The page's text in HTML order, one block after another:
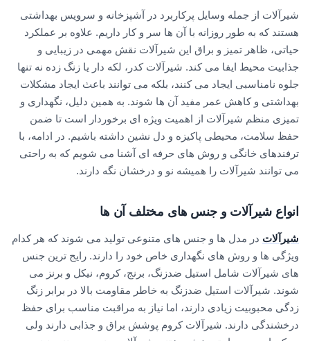
شیرآلات از جمله وسایل پرکاربرد در آشپزخانه و سرویس بهداشتی
هستند که به طور روزانه با آن ها سر و کار داریم. علاوه بر عملکرد
حیاتی، ظاهر تمیز و براق این شیرآلات نقش مهمی در زیبایی و
جذابیت محیط ایفا می کند. شیرآلات کدر، لکه دار یا زنگ زده نه تنها
جلوه نامناسبی ایجاد می کنند، بلکه می توانند باعث ایجاد مشکلات
بهداشتی و کاهش عمر مفید آن ها شوند. به همین دلیل، نگهداری و
تمیزی منظم شیرآلات از اهمیت ویژه ای برخوردار است تا ضمن
حفظ سلامت، محیطی پاکیزه و دل نشین داشته باشیم. در ادامه، با
ترفندهای خانگی و روش های حرفه ای آشنا می شویم که به راحتی
می توانند شیرآلات را همیشه نو و درخشان نگه دارند.
انواع شیرآلات و جنس های مختلف آن ها
شیرآلات در مدل ها و جنس های متنوعی تولید می شوند که هر کدام
ویژگی ها و روش های نگهداری خاص خود را دارند. رایج ترین جنس
های شیرآلات شامل استیل ضدزنگ، برنج، کروم، نیکل و برنز می
شوند. شیرآلات استیل ضدزنگ به خاطر مقاومت بالا در برابر زنگ
زدگی محبوبیت زیادی دارند، اما نیاز به مراقبت مناسب برای حفظ
درخشندگی دارند. شیرآلات کروم پوشش براق و جذابی دارند ولی